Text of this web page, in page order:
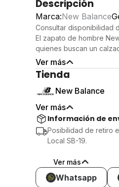
Descripción
Marca:New Balance
Consultar disponibilidad
El zapato de hombre
quienes buscan un
ritmo diario, este modelo
para tus pies.
Detalles del producto
Comodidad: Con su
ligeros durante todo el día.
Durabilidad: Fabricado
resistir el desgaste
Estilo: Su diseño
casuales o en
Ver más
Tienda
New Balance
Ver más
Información de
Posibilidad de retiro
Local SB-19.
Ver más
Whatsapp